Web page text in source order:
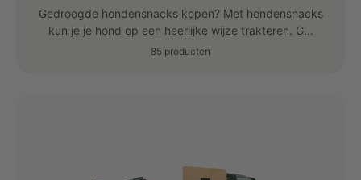
Gedroogde hondensnacks kopen? Met hondensnacks
kun je je hond op een heerlijke wijze trakteren. G...
85 producten